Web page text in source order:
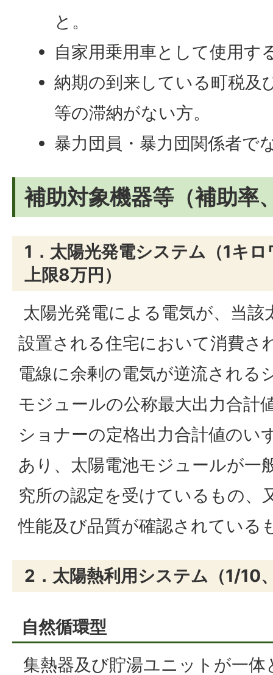
と。
自家用乗用車として使用す
納期の到来している町税及
等の滞納がない方。
暴力団員・暴力団関係者で
補助対象機器等（補助率
1．太陽光発電システム（1キ
上限8万円）
太陽光発電による電気が、当
設置される住宅において消費さ
電線に余剰の電気が逆流される
モジュールの公称最大出力合計
ショナーの定格出力合計値のい
あり、太陽電池モジュールが一
究所の認定を受けているもの、
性能及び品質が確認されている
2．太陽熱利用システム（1/10
自然循環型
集熱器及び貯湯ユニットが一